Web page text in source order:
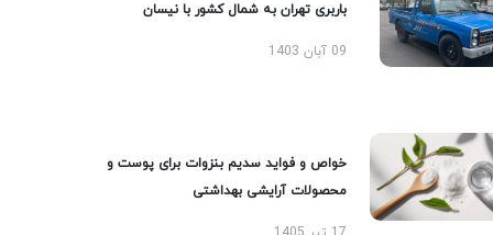
باربری تهران به شمال کشور با نیسان
09 آبان 1403
خواص و فواید سدیم بنزوات برای پوست و
محصولات آرایشی بهداشتی